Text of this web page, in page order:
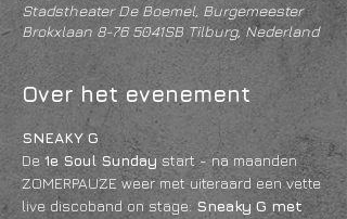
Stadstheater De Boemel, Burgemeester
Brokxlaan 8-76 5041SB Tilburg, Nederland
Over het evenement
SNEAKY G
De 1e Soul Sunday start - na maanden
ZOMERPAUZE weer met uiteraard een vette
live discoband on stage: Sneaky G met